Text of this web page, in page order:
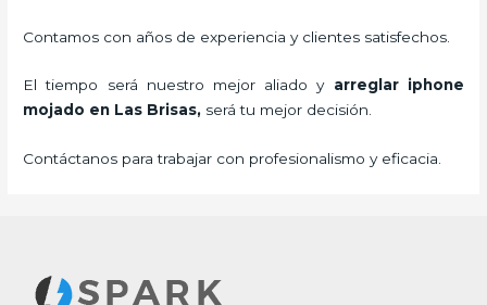
Contamos con años de experiencia y clientes satisfechos.
El tiempo será nuestro mejor aliado y arreglar iphone
mojado en Las Brisas, será tu mejor decisión.
Contáctanos para trabajar con profesionalismo y eficacia.